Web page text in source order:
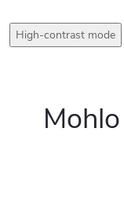
High-contrast mode